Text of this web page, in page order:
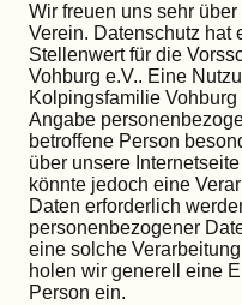
Wir freuen uns sehr
Verein. Datenschutz hat
Stellenwert für die
Vohburg e.V.. Eine
Kolpingsfamilie
Angabe
betroffene Person
über unsere
könnte jedoch eine
Daten erforderlich
personenbezogener
eine solche
holen wir generell eine
Person ein.